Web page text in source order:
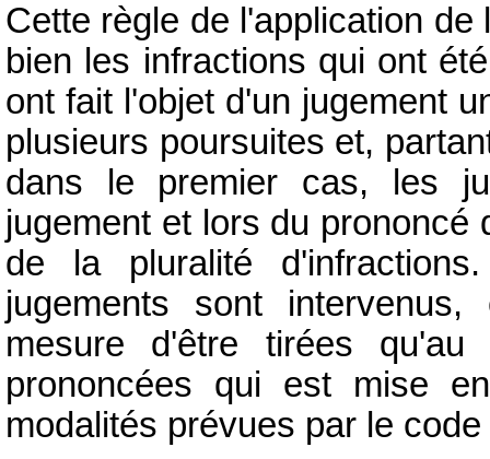
Cette règle de l'application
bien les infractions qui ont
ont fait l'objet d'un jugement
plusieurs poursuites et,
dans le premier cas, les
jugement et lors du
de la pluralité
jugements sont
mesure d'être tirées
prononcées qui est mise
modalités prévues par le